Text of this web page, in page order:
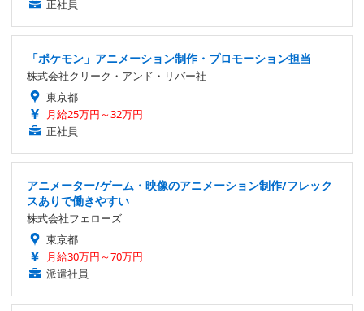
正社員
「ポケモン」アニメーション制作・プロモーション担当
株式会社クリーク・アンド・リバー社
東京都
月給25万円～32万円
正社員
アニメーター/ゲーム・映像のアニメーション制作/フレック
スありで働きやすい
株式会社フェローズ
東京都
月給30万円～70万円
派遣社員